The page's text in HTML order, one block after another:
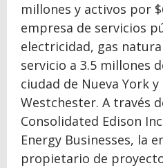
millones y activos por
empresa de servicios
electricidad, gas
servicio a 3.5 millones
ciudad de Nueva York
Westchester. A través
Consolidated Edison
Energy Businesses, la
propietario de